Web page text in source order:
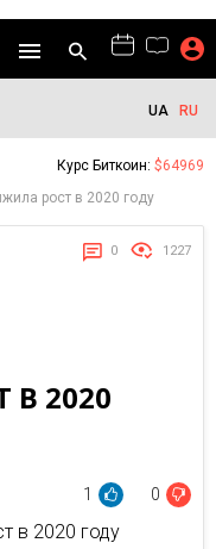
UA RU
Курс Биткоин: $64969
рост в 2020 году
0 1227
2020
1 0
в 2020 году